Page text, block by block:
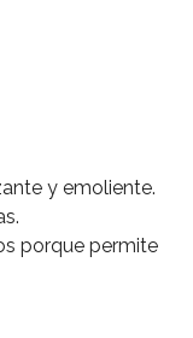
y emoliente.
porque permite